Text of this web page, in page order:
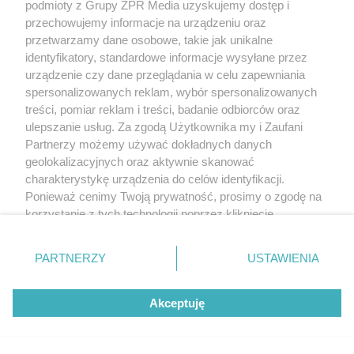
LOKALNIE:
Starlight Festival 2026. Dwa
dni klubowego grania nad
podmioty z Grupy ZPR Media uzyskujemy dostęp i
przechowujemy informacje na urządzeniu oraz
przetwarzamy dane osobowe, takie jak unikalne
identyfikatory, standardowe informacje wysyłane przez
urządzenie czy dane przeglądania w celu zapewniania
spersonalizowanych reklam, wybór spersonalizowanych
treści, pomiar reklam i treści, badanie odbiorców oraz
ulepszanie usług. Za zgodą Użytkownika my i Zaufani
Partnerzy możemy używać dokładnych danych
geolokalizacyjnych oraz aktywnie skanować
charakterystykę urządzenia do celów identyfikacji.
Ponieważ cenimy Twoją prywatność, prosimy o zgodę na
korzystanie z tych technologii poprzez kliknięcie
zmienić/wycofać klikając przycisk ustawień prywatności
znajdujący się w lewym dolnym rogu strony
rodzaje przetwarzania danych nie wymagają zgody
użytkownika, ale masz prawo sprzeciwić się takiemu
przetwarzaniu. Preferencje będą miały zastosowanie tylko
PARTNERZY USTAWIENIA
Akceptuję